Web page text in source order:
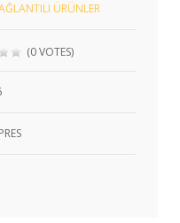
ÜRÜNLER
(0 VOTES)